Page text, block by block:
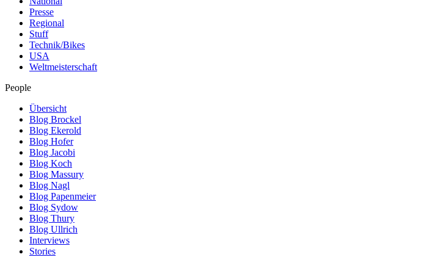
Presse
Regional
Stuff
Technik/Bikes
USA
Weltmeisterschaft
People
Übersicht
Blog Brockel
Blog Ekerold
Blog Hofer
Blog Jacobi
Blog Koch
Blog Massury
Blog Nagl
Blog Papenmeier
Blog Sydow
Blog Thury
Blog Ullrich
Interviews
Stories